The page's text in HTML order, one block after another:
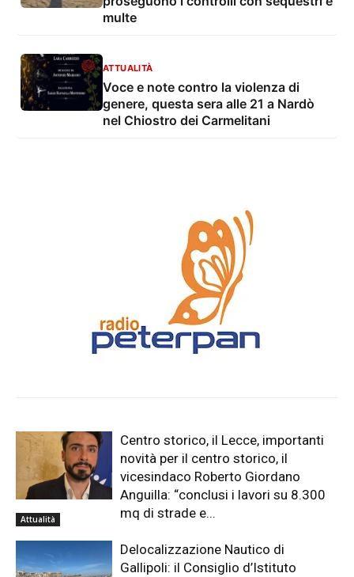
multe
ATTUALITÀ
Voce e note contro la violenza di
genere, questa sera alle 21 a Nardò
nel Chiostro dei Carmelitani
Attualità
Centro storico, il Lecce, importanti
novità per il centro storico, il
vicesindaco Roberto Giordano
Anguilla: “conclusi i lavori su 8.300
mq di strade e...
Delocalizzazione Nautico di
Gallipoli: il Consiglio d’Istituto